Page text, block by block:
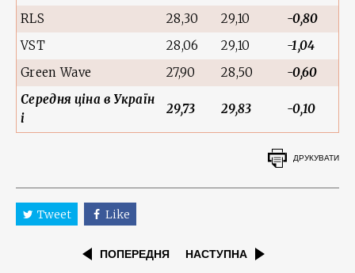
RLS
28,30 29,10
-0,80
VST
28,06 29,10
-1,04
Green Wave
27,90 28,50
-0,60
Середня ціна в Україн
і
29,73 29,83 -0,10
ДРУКУВАТИ
Tweet Like
ПОПЕРЕДНЯ НАСТУПНА